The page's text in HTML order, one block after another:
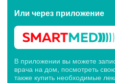
Или через приложение
В приложении вы можете
врача на дом, посмотреть
также купить необходимые